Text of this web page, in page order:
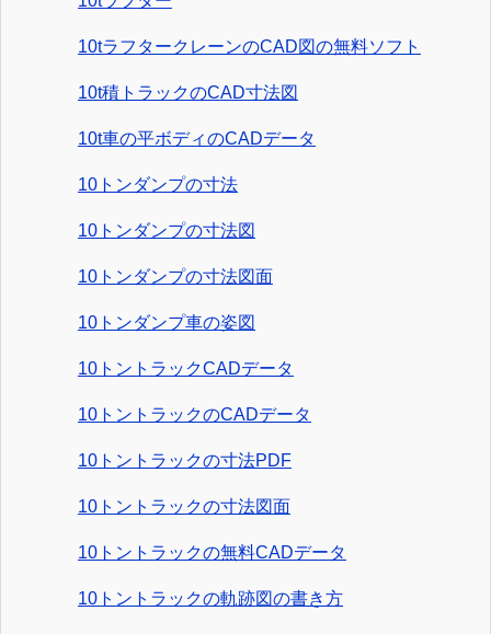
10tラフタークレーンのCAD図の無料ソフト
10t積トラックのCAD寸法図
10t車の平ボディのCADデータ
10トンダンプの寸法
10トンダンプの寸法図
10トンダンプの寸法図面
10トンダンプ車の姿図
10トントラックCADデータ
10トントラックのCADデータ
10トントラックの寸法PDF
10トントラックの寸法図面
10トントラックの無料CADデータ
10トントラックの軌跡図の書き方